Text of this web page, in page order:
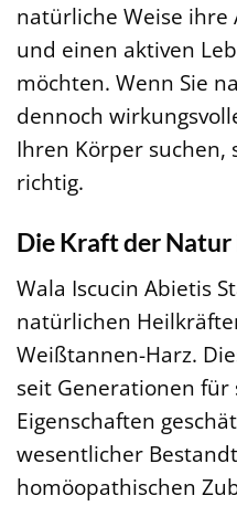
natürliche Weise
und einen aktiven
möchten. Wenn Sie
dennoch
Ihren Körper suchen,
richtig.
Die Kraft der
Wala Iscucin Abietis
natürlichen
Weißtannen-Harz.
seit Generationen
Eigenschaften
wesentlicher
homöopathischen